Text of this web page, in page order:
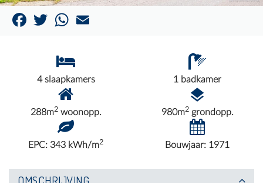
FacebookTwitterWhatsApp
4 slaapkamers 1 badkamer
288m2woonopp. 980m2grondopp.
EPC: 343 kWh/m2 Bouwjaar: 1971